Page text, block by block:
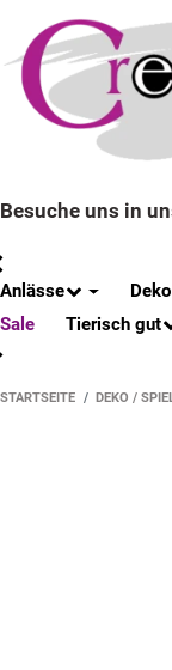
Besuche uns in
Anlässe
Sale
Tierisch gut
STARTSEITE DEKO /